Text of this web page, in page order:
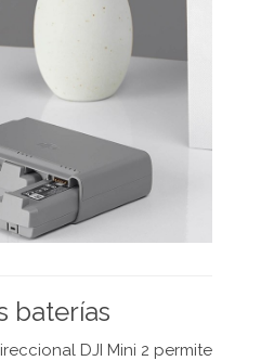
baterías
DJI Mini 2 permite